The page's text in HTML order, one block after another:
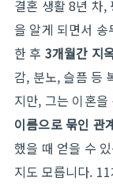
결혼 생활 8년 차,
을 알게 되면서
한 후 3개월간 지
감, 분노, 슬픔 등
지만, 그는 이혼
이름으로 묶인 관
했을 때 얻을 수
지도 모릅니다.